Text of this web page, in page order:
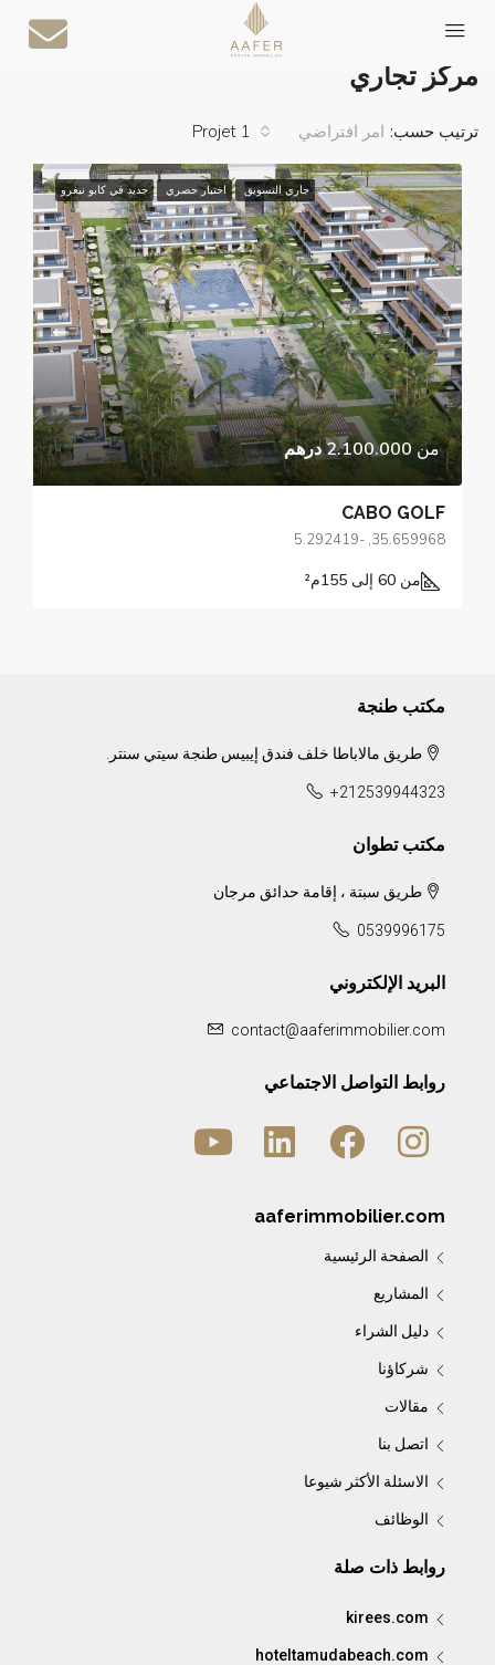
الصفحة الرئيسية
مركز تجاري
1 Projet ترتيب حسب: امر افتراضي
جاري التسويق اختيار حصري جديد في كابو نيغرو
من2.100.000 درهم
CABO GOLF
35.659968, -5.292419
من 60 إلى 155 م²
مكتب طنجة
طريق مالاباطا خلف فندق إيبيس طنجة سيتي سنتر.
+212539944323
مكتب تطوان
طريق سبتة ، إقامة حدائق مرجان
0539996175
البريد الإلكتروني
contact@aaferimmobilier.com
روابط التواصل الاجتماعي
aaferimmobilier.com
الصفحة الرئيسية
المشاريع
دليل الشراء
شركاؤنا
مقالات
اتصل بنا
الاسئلة الأكثر شيوعا
الوظائف
روابط ذات صلة
kirees.com
hoteltamudabeach.com